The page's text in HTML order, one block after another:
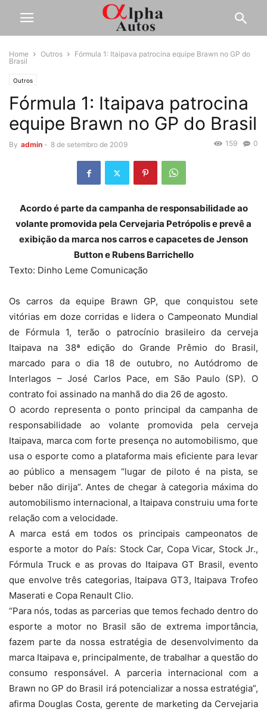
Home Outros
Fórmula 1: Itaipava patrocina equipe Brawn no GP do
Brasil
Outros
Fórmula 1: Itaipava patrocina
equipe Brawn no GP do Brasil
By admin - 8 de setembro de 2009 0
159
Acordo é parte da campanha de responsabilidade ao
volante promovida pela Cervejaria Petrópolis e prevê a
exibição da marca nos carros e capacetes de Jenson
Button e Rubens Barrichello
Texto: Dinho Leme Comunicação
Os carros da equipe Brawn GP, que conquistou sete
vitórias em doze corridas e lidera o Campeonato Mundial
de Fórmula 1, terão o patrocínio brasileiro da cerveja
Itaipava na 38ª edição do Grande Prêmio do Brasil,
marcado para o dia 18 de outubro, no Autódromo de
Interlagos – José Carlos Pace, em São Paulo (SP). O
contrato foi assinado na manhã do dia 26 de agosto.
O acordo representa o ponto principal da campanha de
responsabilidade ao volante promovida pela cerveja
Itaipava, marca com forte presença no automobilismo, que
usa o esporte como a plataforma mais eficiente para levar
ao público a mensagem “lugar de piloto é na pista, se
beber não dirija”. Antes de chegar à categoria máxima do
automobilismo internacional, a Itaipava construiu uma forte
relação com a velocidade.
A marca está em todos os principais campeonatos de
esporte a motor do País: Stock Car, Copa Vicar, Stock Jr.,
Fórmula Truck e as provas do Itaipava GT Brasil, evento
que envolve três categorias, Itaipava GT3, Itaipava Trofeo
Maserati e Copa Renault Clio.
“Para nós, todas as parcerias que temos fechado dentro do
esporte a motor no Brasil são de extrema importância,
fazem parte da nossa estratégia de desenvolvimento da
marca Itaipava e, principalmente, de trabalhar a questão do
consumo responsável. A parceria internacional com a
Brawn no GP do Brasil irá potencializar a nossa estratégia”,
afirma Douglas Costa, gerente de marketing da Cervejaria